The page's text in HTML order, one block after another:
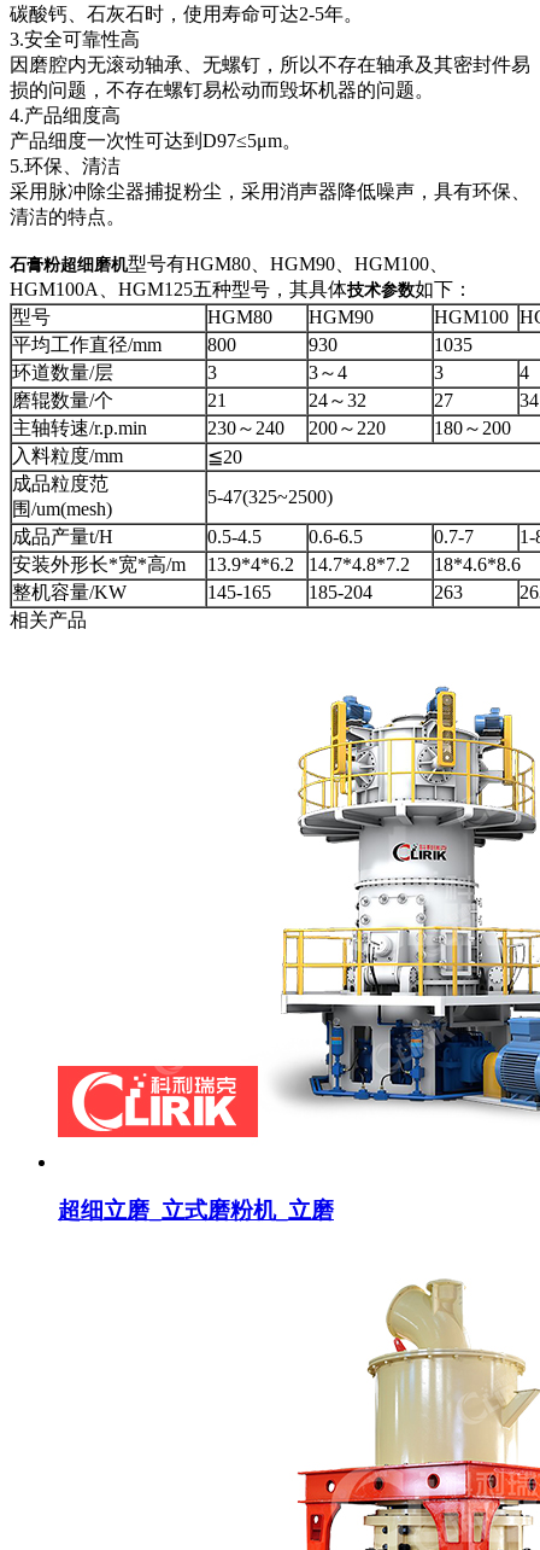
碳酸钙、石灰石时，使用寿命可达2-5年。
3.安全可靠性高
因磨腔内无滚动轴承、无螺钉，所以不存在轴承及其密封件易
损的问题，不存在螺钉易松动而毁坏机器的问题。
4.产品细度高
产品细度一次性可达到D97≤5μm。
5.环保、清洁
采用脉冲除尘器捕捉粉尘，采用消声器降低噪声，具有环保、
清洁的特点。
石膏粉超细磨机型号有HGM80、HGM90、HGM100、
HGM100A、HGM125五种型号，其具体技术参数如下：
型号
HGM80 HGM90 HGM100
平均工作直径/mm
800 930
1035
环道数量/层
3 3～4 3
4
磨辊数量/个
21 24～32 27
主轴转速/r.p.min
230～240 200～220
180～200
入料粒度/mm
≦20
成品粒度范
围/um(mesh)
5-47(325~2500)
成品产量t/H
0.5-4.5 0.6-6.5 0.7-7
1-
安装外形长*宽*高/m
13.9*4*6.2 14.7*4.8*7.2
18*4.6*8.6
整机容量/KW
145-165 185-204 263
相关产品
超细立磨_立式磨粉机_立磨